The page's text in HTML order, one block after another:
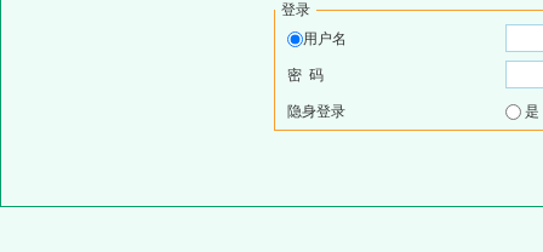
登录
用户名
密 码
隐身登录